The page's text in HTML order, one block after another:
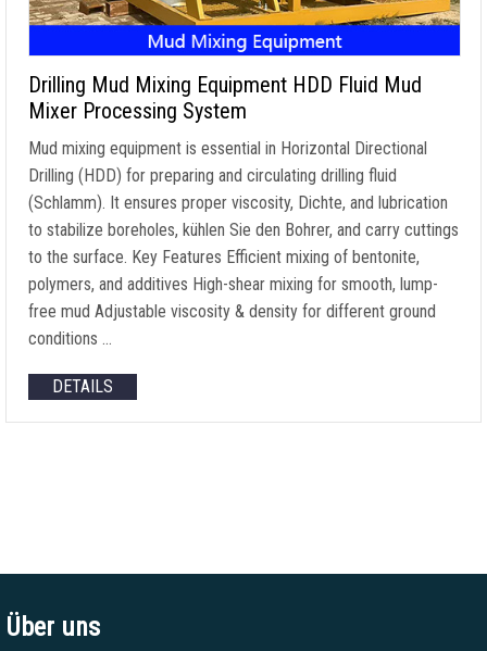
Drilling Mud Mixing Equipment HDD Fluid Mud
Mixer Processing System
Mud mixing equipment is essential in Horizontal Directional
Drilling (HDD) for preparing and circulating drilling fluid
(Schlamm). It ensures proper viscosity, Dichte, and lubrication
to stabilize boreholes, kühlen Sie den Bohrer, and carry cuttings
to the surface. Key Features Efficient mixing of bentonite,
polymers, and additives High-shear mixing for smooth, lump-
free mud Adjustable viscosity & density for different ground
conditions …
DETAILS
Über uns